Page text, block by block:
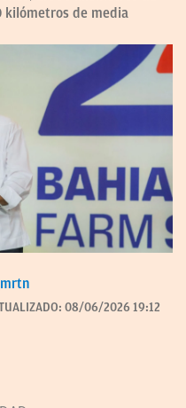
kilómetros de media
08/06/2026 19:12